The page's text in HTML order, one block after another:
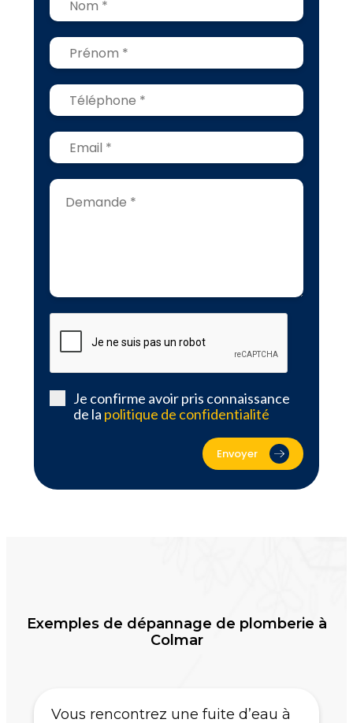
Je confirme avoir pris connaissance
de la politique de confidentialité
Envoyer
Exemples de dépannage de plomberie à
Colmar
Vous rencontrez une fuite d’eau à